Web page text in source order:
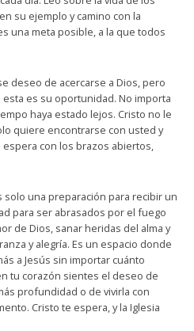
su ejemplo y camino con la
una meta posible, a la que todos
deseo de acercarse a Dios, pero
es su oportunidad. No importa
haya estado lejos. Cristo no le
quiere encontrarse con usted y
espera con los brazos abiertos,
una preparación para recibir un
para ser abrasados por el fuego
de Dios, sanar heridas del alma y
y alegría. Es un espacio donde
a Jesús sin importar cuánto
tu corazón sientes el deseo de
profundidad o de vivirla con
Cristo te espera, y la Iglesia